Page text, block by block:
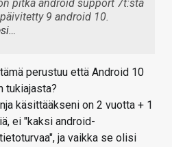
pitkä android support 7t:stä
9 android 10.
perustuu että Android 10
tukiajasta?
käsittääkseni on 2 vuotta + 1
ei "kaksi android-
ja vaikka se olisi